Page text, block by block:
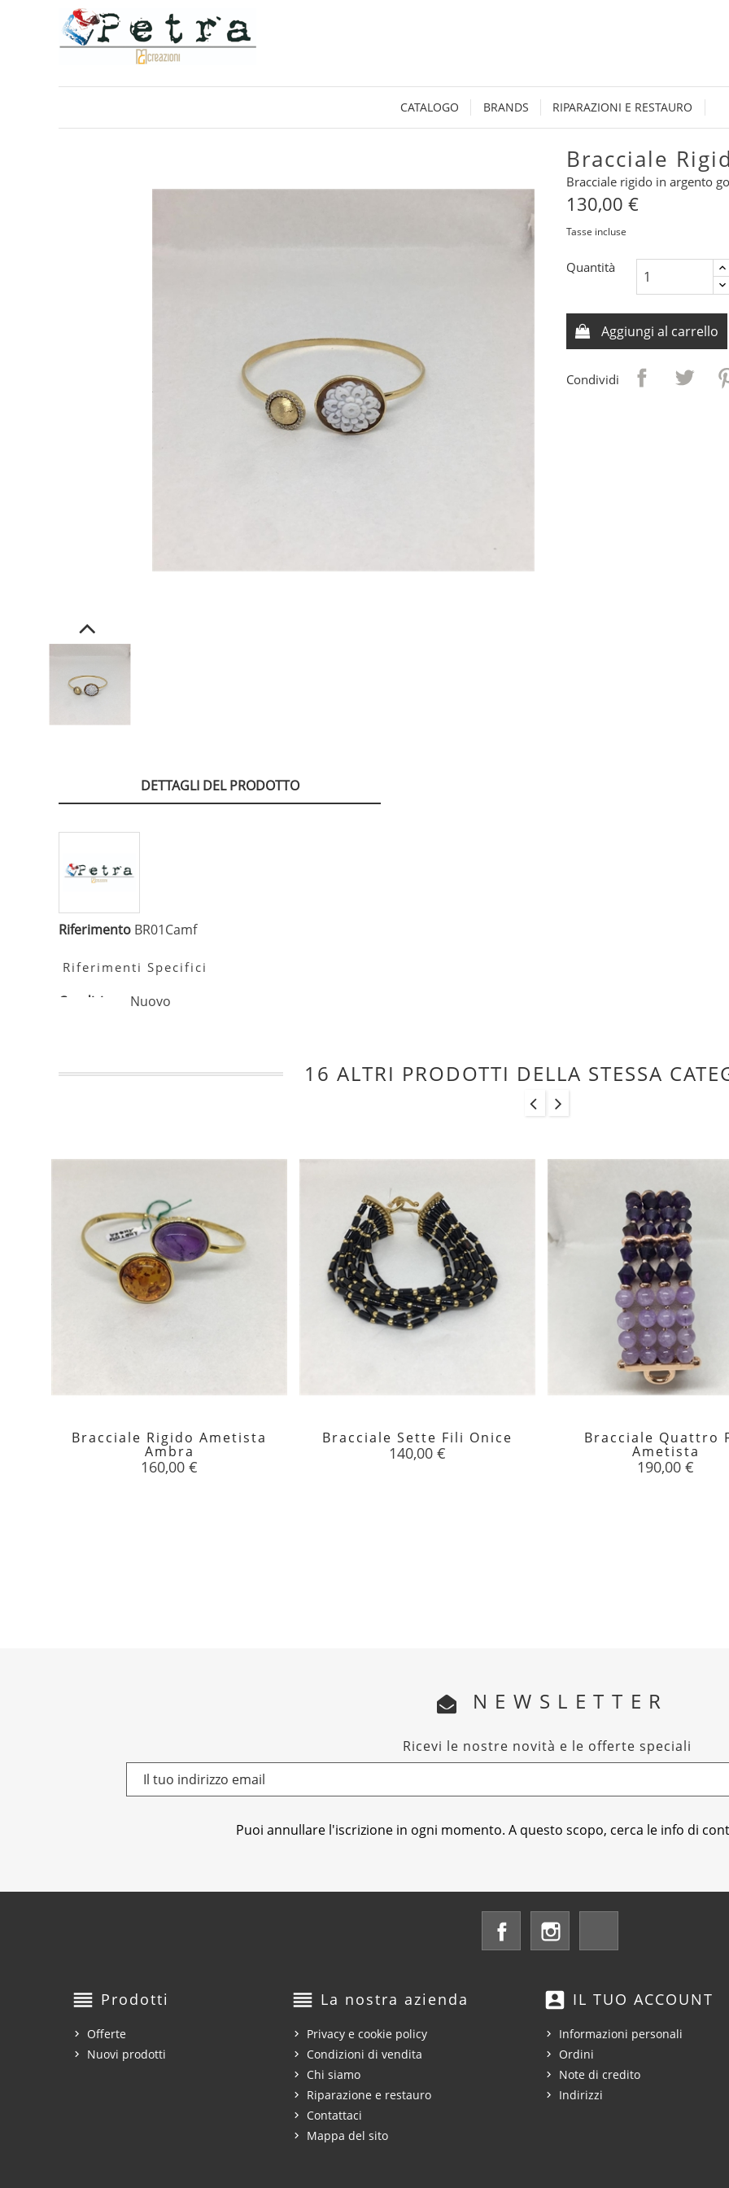
CATALOGO BRANDS RIPARAZIONI E RESTAURO
Bracciale
Bracciale rigido in argento
130,00 €
Tasse incluse
Quantità
Aggiungi al carrello
Condividi
DETTAGLI DEL PRODOTTO
Riferimento BR01Camf
Riferimenti Specifici
Condizione Nuovo
16 ALTRI PRODOTTI DELLA STESSA
Bracciale Rigido Ametista
Ambra
Prezzo
160,00 €
 Bracciale Sette Fili Onice
Prezzo
140,00 € Bracciale Quattro
Ametista
Prezzo
190,00 €

NEWSLETTER
Ricevi le nostre novità e le offerte speciali
Puoi annullare l'iscrizione in ogni momento. A questo scopo, cerca le info di
Facebook
reorder Prodotti
Offerte
Nuovi prodotti
reorder La nostra azienda
Privacy e cookie policy
Condizioni di vendita
Chi siamo
Riparazione e restauro
Contattaci
Mappa del sito
account_box IL TUO ACCOUNT
Informazioni personali
Ordini
Note di credito
Indirizzi